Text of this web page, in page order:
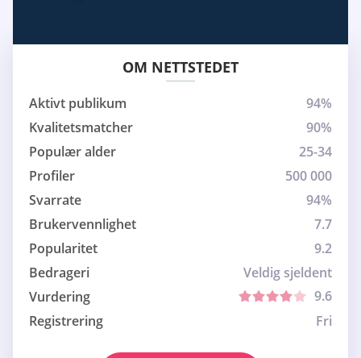
OM NETTSTEDET
Aktivt publikum
94%
Kvalitetsmatcher
90%
Populær alder
25-34
Profiler
500 000
Svarrate
94%
Brukervennlighet
7.7
Popularitet
9.2
Bedrageri
Veldig sjeldent
Vurdering
9.6
Registrering
Fri